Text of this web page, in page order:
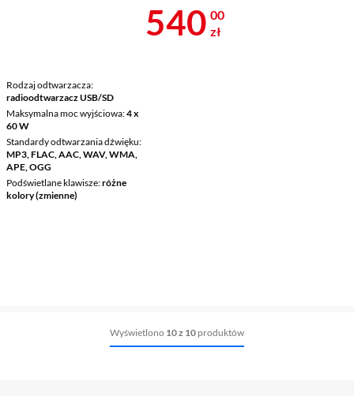
Rodzaj odtwarzacza
radioodtwarzacz USB/SD
Maksymalna moc wyjściowa 4 x
60 W
Standardy odtwarzania dźwięku
MP3, FLAC, AAC, WAV, WMA,
APE, OGG
Podświetlane klawisze różne
kolory (zmienne)
Cena 540 zł
540 00
zł
Wyświetlono 10 z 10 produktów